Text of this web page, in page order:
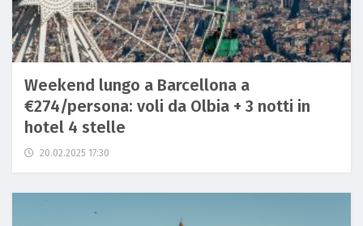
Weekend lungo a Barcellona a
€274/persona: voli da Olbia + 3 notti in
hotel 4 stelle
20.02.2025 17:30